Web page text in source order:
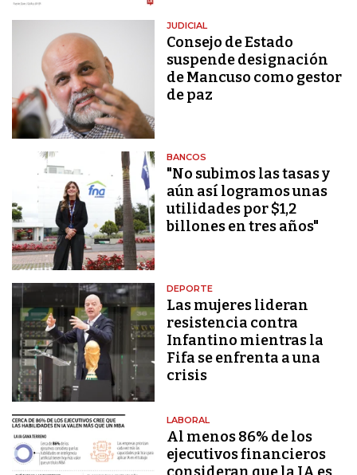
JUDICIAL
Consejo de Estado
suspende designación
de Mancuso como gestor
de paz
BANCOS
"No subimos las tasas y
aún así logramos unas
utilidades por $1,2
billones en tres años"
DEPORTE
Las mujeres lideran
resistencia contra
Infantino mientras la
Fifa se enfrenta a una
crisis
LABORAL
Al menos 86% de los
ejecutivos financieros